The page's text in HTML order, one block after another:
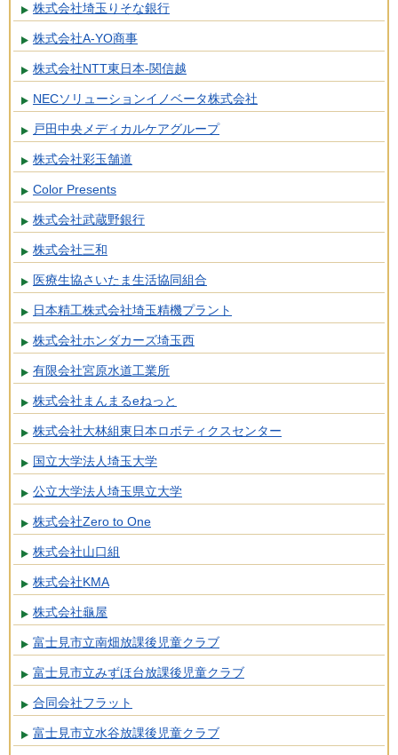
株式会社埼玉りそな銀行
株式会社A-YO商事
株式会社NTT東日本-関信越
NECソリューションイノベータ株式会社
戸田中央メディカルケアグループ
株式会社彩玉舗道
Color Presents
株式会社武蔵野銀行
株式会社三和
医療生協さいたま生活協同組合
日本精工株式会社埼玉精機プラント
株式会社ホンダカーズ埼玉西
有限会社宮原水道工業所
株式会社まんまるeねっと
株式会社大林組東日本ロボティクスセンター
国立大学法人埼玉大学
公立大学法人埼玉県立大学
株式会社Zero to One
株式会社山口組
株式会社KMA
株式会社龜屋
富士見市立南畑放課後児童クラブ
富士見市立みずほ台放課後児童クラブ
合同会社フラット
富士見市立水谷放課後児童クラブ